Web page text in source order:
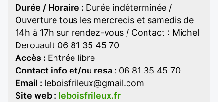
Durée / Horaire : Durée indéterminée /
Ouverture tous les mercredis et samedis de
14h à 17h sur rendez-vous / Contact : Michel
Derouault 06 81 35 45 70
Accès : Entrée libre
Contact info et/ou resa : 06 81 35 45 70
Email : leboisfrileux@gmail.com
Site web : leboisfrileux.fr